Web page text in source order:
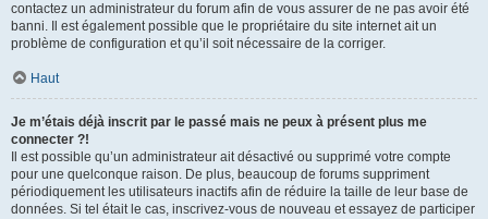
contactez un administrateur du forum afin de vous assurer de ne pas avoir été
banni. Il est également possible que le propriétaire du site internet ait un
problème de configuration et qu’il soit nécessaire de la corriger.
Haut
Je m’étais déjà inscrit par le passé mais ne peux à présent plus me
connecter ?!
Il est possible qu’un administrateur ait désactivé ou supprimé votre compte
pour une quelconque raison. De plus, beaucoup de forums suppriment
périodiquement les utilisateurs inactifs afin de réduire la taille de leur base de
données. Si tel était le cas, inscrivez-vous de nouveau et essayez de participer